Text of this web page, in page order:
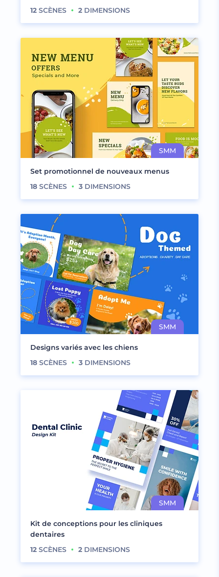
12 SCÈNES 2 DIMENSIONS
Set promotionnel de nouveaux menus
18 SCÈNES 3 DIMENSIONS
Designs variés avec les chiens
18 SCÈNES 3 DIMENSIONS
Kit de conceptions pour les cliniques
dentaires
12 SCÈNES 2 DIMENSIONS